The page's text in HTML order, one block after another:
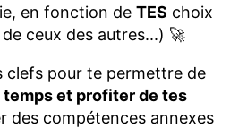
en fonction de TES choix
ceux des autres...) 🚀
clefs pour te permettre de
et profiter de tes
des compétences annexes